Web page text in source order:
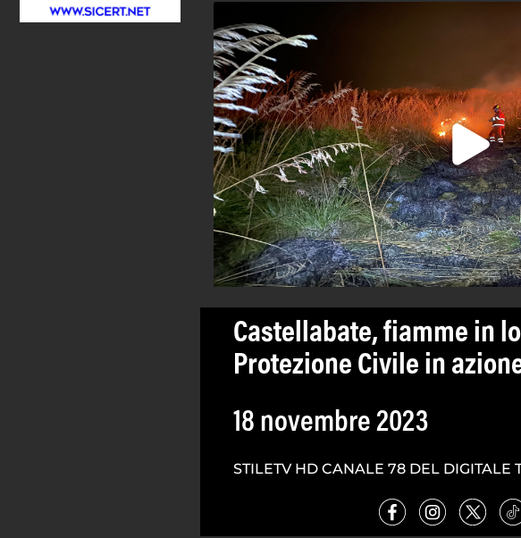
Castellabate, fiamme in
Protezione Civile in
18 novembre 2023
STILETV HD CANALE 78 DEL DIGITALE